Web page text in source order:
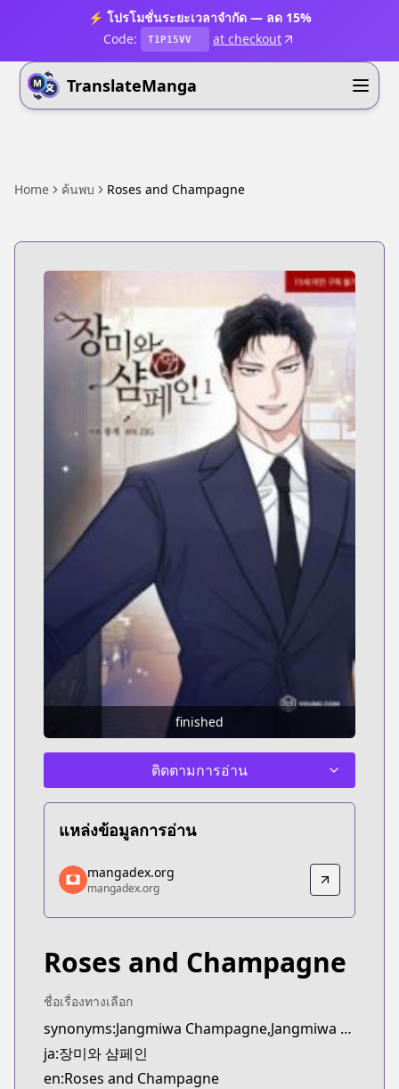
⚡ โปรโมชั่นระยะเวลาจำกัด — ลด 15%
Code:
T1P15VV at checkout
TranslateManga
Home ค้นพบ Roses and Champagne
finished
ติดตามการอ่าน
แหล่งข้อมูลการอ่าน
mangadex.org
mangadex.org
https://mangadex.org/title/b92b3fbd-c0f0-4d70-
mangadex.org
mangadex.org
Roses and Champagne
ชื่อเรื่องทางเลือก
synonyms:Jangmiwa Champagne,Jangmiwa Syampein
ja:장미와 샴페인
en:Roses and Champagne